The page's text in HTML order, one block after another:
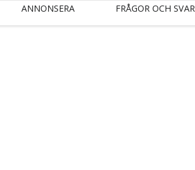
ANNONSERA FRÅGOR OCH SVAR